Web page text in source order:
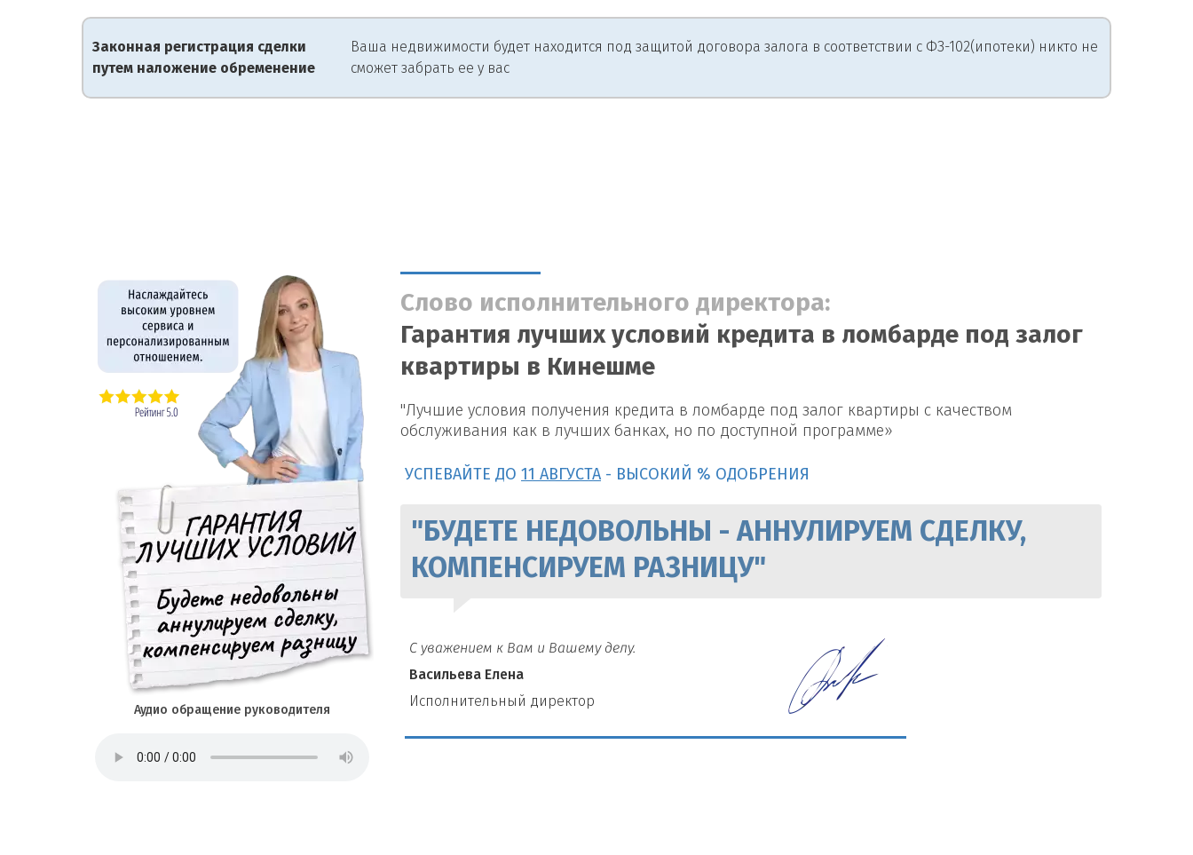
Законная регистрация сделки
путем наложение обременение
Ваша недвижимости будет находится под защитой договора залога в соответствии с ФЗ-102(ипотеки) никто не
сможет забрать ее у вас
Аудио обращение руководителя
Слово исполнительного директора:
Гарантия лучших условий кредита в ломбарде под залог
квартиры в Кинешме
"Лучшие условия получения кредита в ломбарде под залог квартиры с качеством
обслуживания как в лучших банках, но по доступной программе»
УСПЕВАЙТЕ ДО 11 АВГУСТА - ВЫСОКИЙ % ОДОБРЕНИЯ
"БУДЕТЕ НЕДОВОЛЬНЫ - АННУЛИРУЕМ СДЕЛКУ,
КОМПЕНСИРУЕМ РАЗНИЦУ"
С уважением к Вам и Вашему делу.
Васильева Елена
И сполнительный директор